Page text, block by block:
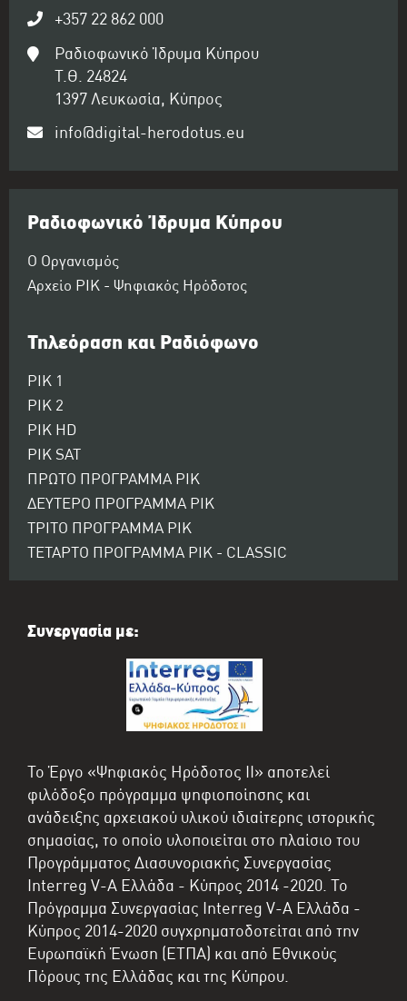
+357 22 862 000
Ραδιοφωνικό Ίδρυμα Κύπρου
Τ.Θ. 24824
1397 Λευκωσία, Κύπρος
info@digital-herodotus.eu
Ραδιοφωνικό Ίδρυμα Κύπρου
Ο Οργανισμός
Αρχείο ΡΙΚ - Ψηφιακός Ηρόδοτος
Τηλεόραση και Ραδιόφωνο
ΡΙΚ 1
ΡΙΚ 2
ΡΙΚ HD
ΡΙΚ SAT
ΠΡΩΤΟ ΠΡΟΓΡΑΜΜΑ ΡΙΚ
ΔΕΥΤΕΡΟ ΠΡΟΓΡΑΜΜΑ ΡΙΚ
ΤΡΙΤΟ ΠΡΟΓΡΑΜΜΑ ΡΙΚ
ΤΕΤΑΡΤΟ ΠΡΟΓΡΑΜΜΑ ΡΙΚ - CLASSIC
Συνεργασία με:
Το Έργο «Ψηφιακός Ηρόδοτος II» αποτελεί
φιλόδοξο πρόγραμμα ψηφιοποίησης και
ανάδειξης αρχειακού υλικού ιδιαίτερης ιστορικής
σημασίας, το οποίο υλοποιείται στο πλαίσιο του
Προγράμματος Διασυνοριακής Συνεργασίας
Interreg V-A Ελλάδα - Κύπρος 2014 -2020. Το
Πρόγραμμα Συνεργασίας Interreg V-A Ελλάδα -
Κύπρος 2014-2020 συγχρηματοδοτείται από την
Ευρωπαϊκή Ένωση (ΕΤΠΑ) και από Εθνικούς
Πόρους της Ελλάδας και της Κύπρου.